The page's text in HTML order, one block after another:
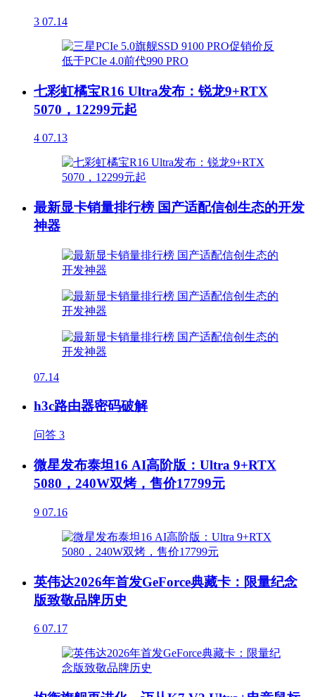
3 07.14
七彩虹橘宝R16 Ultra发布：锐龙9+RTX
5070，12299元起
4 07.13
最新显卡销量排行榜 国产适配信创生态的开发
神器
07.14
h3c路由器密码破解
问答 3
微星发布泰坦16 AI高阶版：Ultra 9+RTX
5080，240W双烤，售价17799元
9 07.16
英伟达2026年首发GeForce典藏卡：限量纪念
版致敬品牌历史
6 07.17